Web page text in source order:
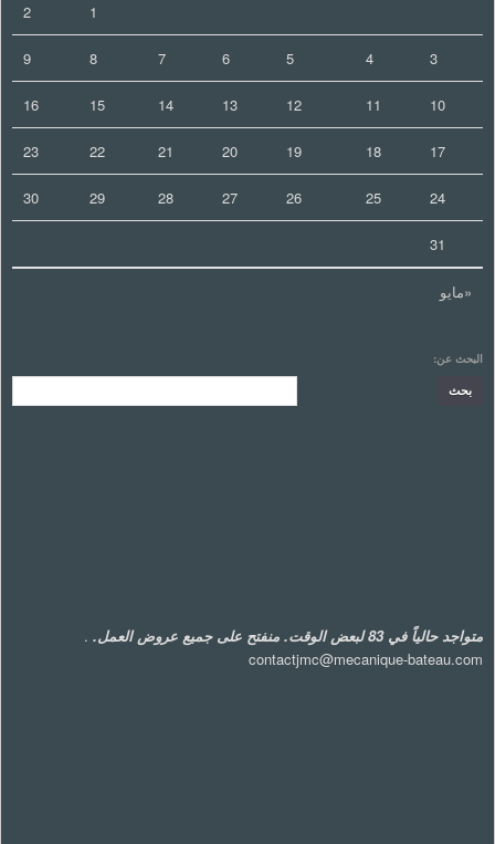
«مايو
1
2
3
4
5
6
7
8
9
10
11
12
13
14
15
16
17
18
19
20
21
22
23
24
25
26
27
28
29
30
31
البحث عن:
متواجد حالياً في 83 لبعض الوقت. منفتح على جميع عروض العمل.
.
contactjmc@mecanique-bateau.com